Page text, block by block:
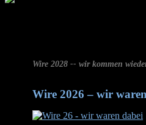
Wire 2028 -- wir kommen
Wire 2026 – wir